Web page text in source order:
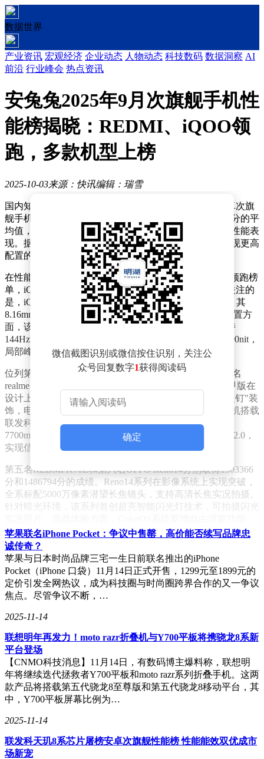
数据世界
产业资讯 宏观经济 企业动态 人物动态 科技数码 数据洞察 AI
前沿 行业峰会 热点资讯
安兔兔2025年9月次旗舰手机性
能榜揭晓：REDMI、iQOO领
跑，多款机型上榜
2025-10-03来源：快讯编辑：瑞雪
国内知名手机评测机构安兔兔近日发布了2025年9月安卓次旗
舰手机性能排行榜。该榜单数据基于各机型当月全部跑分的平
均值，而非最高分值，旨在更客观地反映实际使用中的性能表
现。据介绍，部分机型因有效跑分样本不足，导致未出现更高
配置的分数记录。
在性能排名中，REDMI Turbo4以1873527分的平均成绩领跑榜
单，iQOO Z10 Turbo紧随其后，获得1570289分。值得关注的
是，iQOO Z10 Turbo+在同级别机型中展现出轻薄优势，其
8.16mm的机身厚度和212g的重量控制堪称出色。屏幕配置方
面，该机型采用华星光电C9+发光材质OLED面板，支持
144Hz刷新率和3000Hz瞬时触控采样率，全屏亮度达2000nit，
局部峰值亮度更突破4400nit。
位列第三的OPPO Reno14 Pro平均跑分1524982分，第四名
realme Neo7 SE则获得1517296分。真我Neo7 SE苍蓝机甲版在
设计上颇具特色，机身左下角采用全金属打造的"信念之钉"装
饰，电源键使用醒目的橙色撞色设计。性能配置上，该机搭载
联发科天玑8400-MAX处理器，主频最高3.25GHz，配合
7700mm²的超广域散热VC和18天线设计的苍穹通信系统2.0，
实现信号吞吐量20%的提升。
第五名REDMI K70E和第六名OPPO Reno14分别取得1503366
分和1486794分的成绩。Reno14系列在影像系统上实现突破，
全系标配5000万像素潜望长焦镜头，支持高清长焦实况拍摄。
针对暗光环境，该系列首创超亮智能闪光灯技术，可拍摄闪光
支持边游戏边语音或刷短视频，配合HDR画质技术和静音启
动功能，带来主机级光影效果和免打扰体验。
榜单后四位中，OPPO Reno13 Pro和OPPO K13 Turbo 5G分获
第七、八名，平均跑分1476490分和1454471分。摩托罗拉
Edge 60 Pro以1275236分位列第九，该机配备6.7英寸四曲面p-
OLED屏幕，分辨率2712×1220，支持HDR10+和120Hz刷新
率，峰值亮度达4500尼特。性能方面搭载4nm工艺天玑8350芯
电池支持90W有线快充和15W无线充电。压轴的OPPO Reno13
获得1273149分，完成本次榜单的十强阵容。
微信截图识别或微信按住识别，关注公
众号回复数字1获得阅读码
确定
苹果联名iPhone Pocket：争议中售罄，高价能否续写品牌忠
诚传奇？
苹果与日本时尚品牌三宅一生日前联名推出的iPhone
Pocket（iPhone 口袋）11月14日正式开售，1299元至1899元的
定价引发全网热议，成为科技圈与时尚圈跨界合作的又一争议
焦点。尽管争议不断，…
2025-11-14
联想明年再发力！moto razr折叠机与Y700平板将携骁龙8系新
平台登场
【CNMO科技消息】11月14日，有数码博主爆料称，联想明
年将继续迭代拯救者Y700平板和moto razr系列折叠手机。这两
款产品将搭载第五代骁龙8至尊版和第五代骁龙8移动平台，其
中，Y700平板屏幕比例为…
2025-11-14
联发科天玑8系芯片屠榜安卓次旗舰性能榜 性能能效双优成市
场新宠